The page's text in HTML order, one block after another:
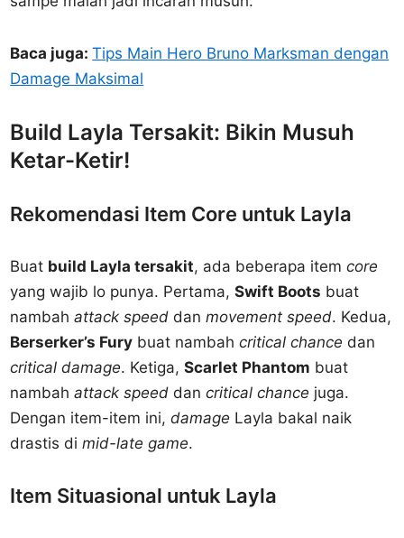
Baca juga:Tips Main Hero Bruno Marksman dengan
Damage Maksimal
Build Layla Tersakit: Bikin Musuh
Ketar-Ketir!
Rekomendasi Item Core untuk Layla
Buat build Layla tersakit, ada beberapa itemcore
yang wajib lo punya. Pertama,Swift Boots buat
nambahattack speed danmovement speed. Kedua,
Berserker’s Fury buat nambahcritical chance dan
critical damage. Ketiga,Scarlet Phantom buat
nambahattack speed dancritical chance juga.
Dengan item-item ini,damage Layla bakal naik
drastis dimid-late game.
Item Situasional untuk Layla